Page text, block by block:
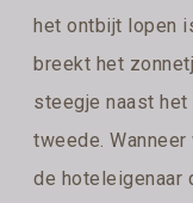
het ontbijt lopen
breekt het
steegje naast
tweede.
de hoteleigenaar